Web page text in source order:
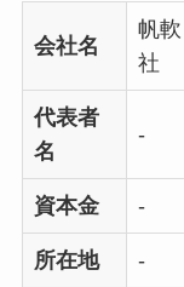
会社名
帆
社
代表者
名
-
資本金 -
所在地 -